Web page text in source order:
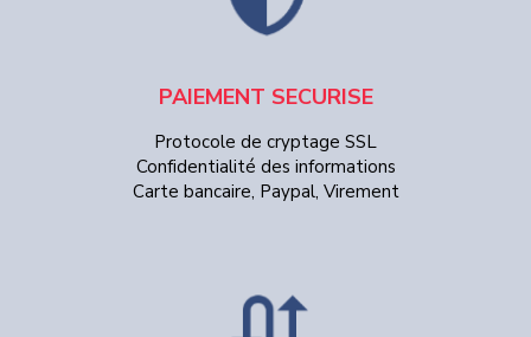
PAIEMENT SECURISE
Protocole de cryptage SSL
Confidentialité des informations
Carte bancaire, Paypal, Virement